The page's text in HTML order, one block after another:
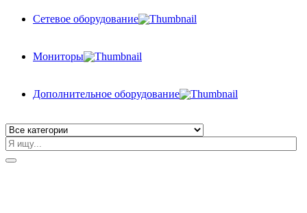
Сетевое оборудование
Мониторы
Дополнительное оборудование